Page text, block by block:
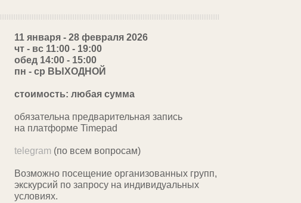
11 января - 28 февраля 2026
чт - вс 11:00 - 19:00
обед 14:00 - 15:00
пн - ср ВЫХОДНОЙ
стоимость: любая сумма
обязательна предварительная запись
на платформе Timepad
telegram (по всем вопросам)
Возможно посещение организованных групп,
экскурсий по запросу на индивидуальных
условиях.